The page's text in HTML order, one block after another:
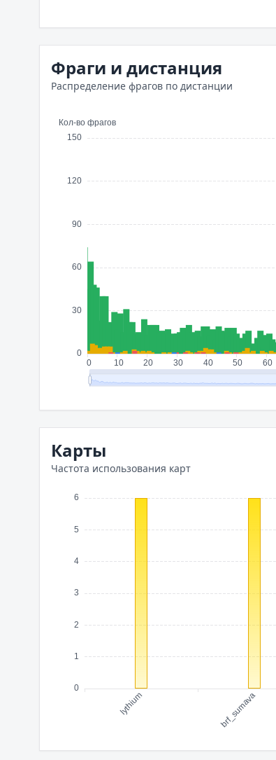
Фраги и дистанция
Распределение фрагов по дистанции
Карты
Частота использования карт